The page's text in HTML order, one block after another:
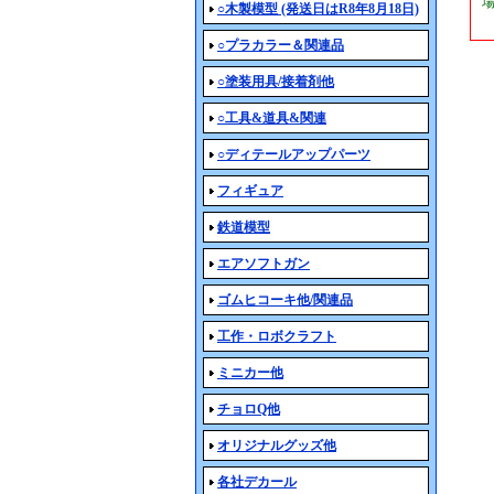
○木製模型 (発送日はR8年8月18日)
○プラカラー＆関連品
○塗装用具/接着剤他
○工具&道具&関連
○ディテールアップパーツ
フィギュア
鉄道模型
エアソフトガン
ゴムヒコーキ他/関連品
工作・ロボクラフト
ミニカー他
チョロQ他
オリジナルグッズ他
各社デカール